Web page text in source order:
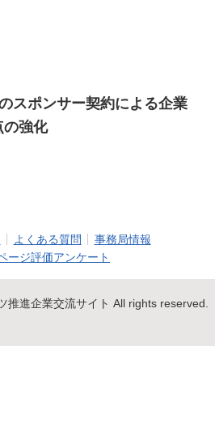
スポンサー契約による企業
の強化
よくある質問
事務局情報
ージ評価アンケート
推進企業交流サイト All rights reserved.